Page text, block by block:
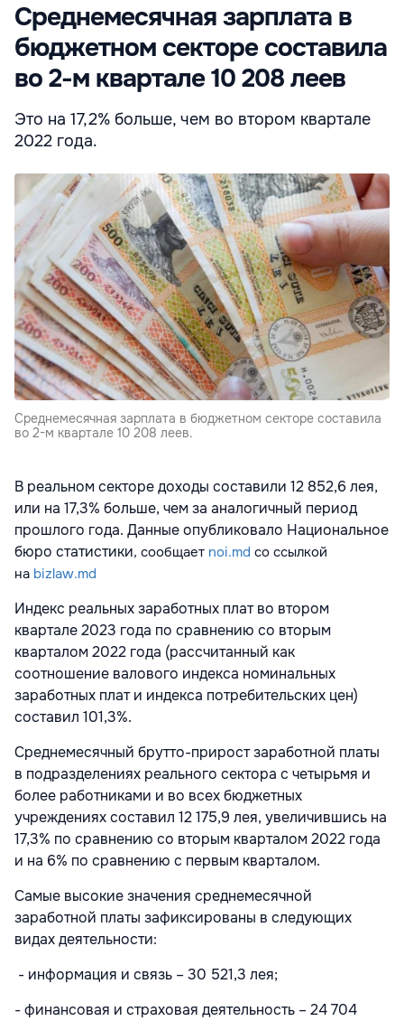
Среднемесячная зарплата в
бюджетном секторе составила
во 2-м квартале 10 208 леев
Это на 17,2% больше, чем во втором квартале
2022 года.
Среднемесячная зарплата в бюджетном секторе составила
во 2-м квартале 10 208 леев.
В реальном секторе доходы составили 12 852,6 лея,
или на 17,3% больше, чем за аналогичный период
прошлого года. Данные опубликовало Национальное
бюро статистики, сообщает noi.md со ссылкой
на bizlaw.md
Индекс реальных заработных плат во втором
квартале 2023 года по сравнению со вторым
кварталом 2022 года (рассчитанный как
соотношение валового индекса номинальных
заработных плат и индекса потребительских цен)
составил 101,3%.
Среднемесячный брутто-прирост заработной платы
в подразделениях реального сектора с четырьмя и
более работниками и во всех бюджетных
учреждениях составил 12 175,9 лея, увеличившись на
17,3% по сравнению со вторым кварталом 2022 года
и на 6% по сравнению с первым кварталом.
Самые высокие значения среднемесячной
заработной платы зафиксированы в следующих
видах деятельности:
- информация и связь – 30 521,3 лея;
- финансовая и страховая деятельность – 24 704